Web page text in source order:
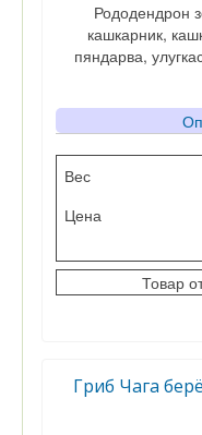
Рододендрон
кашкарник,
пяндарва,
Вес
Цена
Кол-во
Товар
Гриб Чага